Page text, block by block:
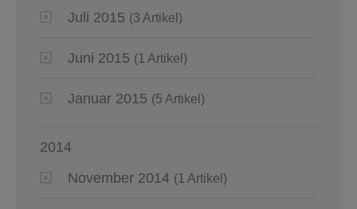
Juli 2015 (3 Artikel)
Juni 2015 (1 Artikel)
Januar 2015 (5 Artikel)
2014
November 2014 (1 Artikel)